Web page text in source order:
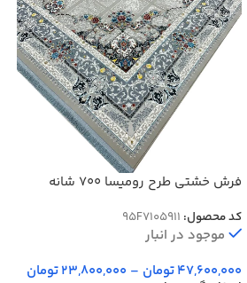
فرش خشتی طرح رومیسا 700 شانه
کد محصول: 95F7105911
موجود در انبار
47,600,000تومان –
23,800,000تومان